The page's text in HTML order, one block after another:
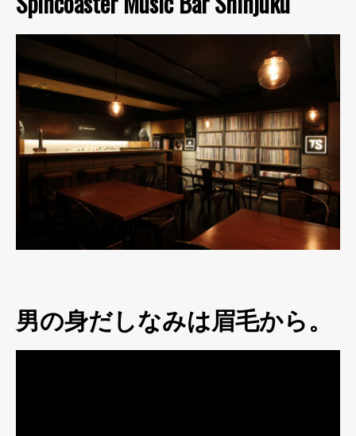
男の身だしなみは眉毛から。